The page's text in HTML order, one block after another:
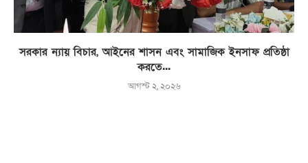
সরকার ন্যায় বিচার, আইনের শাসন এবং সামাজিক ইনসাফ প্রতিষ্ঠা
করতে...
আগস্ট ২, ২০২৬